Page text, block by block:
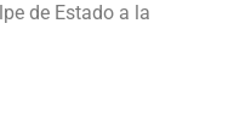
de Estado a la